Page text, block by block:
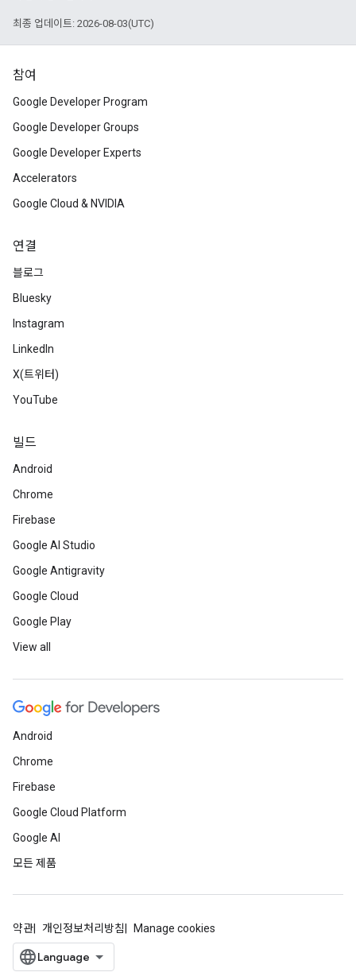
최종 업데이트: 2026-08-03(UTC)
참여
Google Developer Program
Google Developer Groups
Google Developer Experts
Accelerators
Google Cloud & NVIDIA
연결
블로그
Bluesky
Instagram
LinkedIn
X(트위터)
YouTube
빌드
Android
Chrome
Firebase
Google AI Studio
Google Antigravity
Google Cloud
Google Play
View all
Android
Chrome
Firebase
Google Cloud Platform
Google AI
모든 제품
약관 개인정보처리방침 Manage cookies